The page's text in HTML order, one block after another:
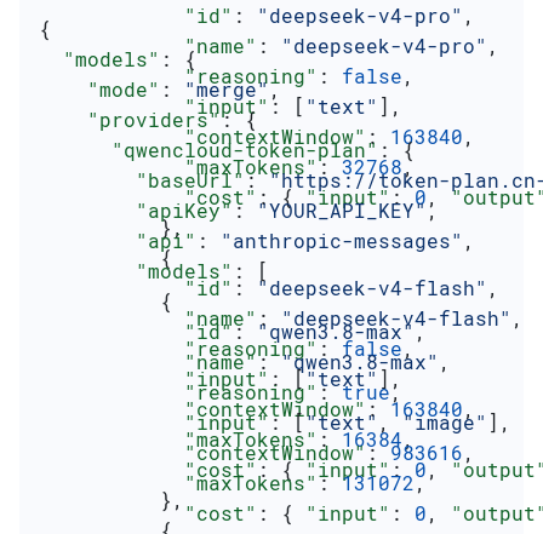
            "id"
: "deepseek-v4-pro" ,
            "name"
: "deepseek-v4-pro" ,
            "reasoning"
: false,
            "input"
: [ "text" ],
            "contextWindow"
: 163840,
            "maxTokens"
: 32768,
            "cost"
: { "input": 0,
          },
          {
            "id"
: "deepseek-v4-flash" ,
            "name"
: "deepseek-v4-flash" ,
            "reasoning"
: false,
            "input"
: ["text" ],
            "contextWindow"
: 163840,
            "maxTokens"
: 16384,
            "cost"
: { "input" : 0,
          },
{
  "models"
: {
    "mode"
: "merge",
    "providers"
: {
      "qwencloud-token-plan"
: {
        "baseUrl"
: "https://token-
        "apiKey"
: "YOUR_API_KEY",
        "api"
: "anthropic-messages" ,
        "models"
: [
          {
            "id"
: "qwen3.8-max",
            "name"
: "qwen3.8-max" ,
            "reasoning"
: true,
            "input"
: ["text" , "image" ],
            "contextWindow"
: 983616,
            "maxTokens"
: 131072,
            "cost"
: { "input" : 0,